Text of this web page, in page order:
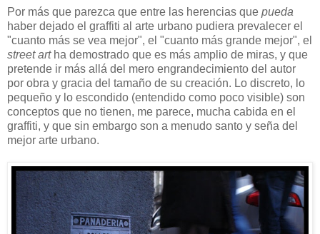
Por más que parezca que entre las herencias que pueda
haber dejado el graffiti al arte urbano pudiera prevalecer el
"cuanto más se vea mejor", el "cuanto más grande mejor", el
street artha demostrado que es más amplio de miras, y que
pretende ir más allá del mero engrandecimiento del autor
por obra y gracia del tamaño de su creación. Lo discreto, lo
pequeño y lo escondido (entendido como poco visible) son
conceptos que no tienen, me parece, mucha cabida en el
graffiti, y que sin embargo son a menudo santo y seña del
mejor arte urbano.